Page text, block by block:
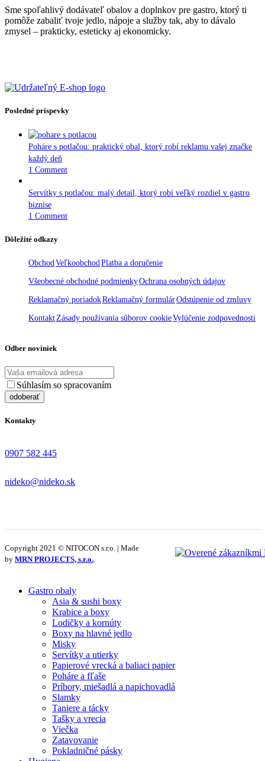
Sme spoľahlivý dodávateľ obalov a doplnkov pre gastro, ktorý ti
pomôže zabaliť tvoje jedlo, nápoje a služby tak, aby to dávalo
zmysel – prakticky, esteticky aj ekonomicky.
Posledné príspevky
Poháre s potlačou: praktický obal, ktorý robí reklamu vašej značke
každý deň
1 Comment
Servítky s potlačou: malý detail, ktorý robí veľký rozdiel v gastro
biznise
1 Comment
Dôležité odkazy
Obchod Veľkoobchod Platba a doručenie
Všeobecné obchodné podmienkyOchrana osobných údajov
Reklamačný poriadokReklamačný formulárOdstúpenie od zmluvy
Kontakt Zásady používania súborov cookieVylúčenie zodpovednosti
Odber noviniek
Súhlasím so spracovaním
Kontakty
0907 582 445
nideko@nideko.sk
Copyright 2021 © NITOCON s.r.o. | Made
by MRN PROJECTS, s.r.o.
Gastro obaly
Asia & sushi boxy
Krabice a boxy
Lodičky a kornúty
Boxy na hlavné jedlo
Misky
Servítky a utierky
Papierové vrecká a baliaci papier
Poháre a fľaše
Príbory, miešadlá a napichovadlá
Slamky
Taniere a tácky
Tašky a vrecia
Viečka
Zatavovanie
Pokladničné pásky